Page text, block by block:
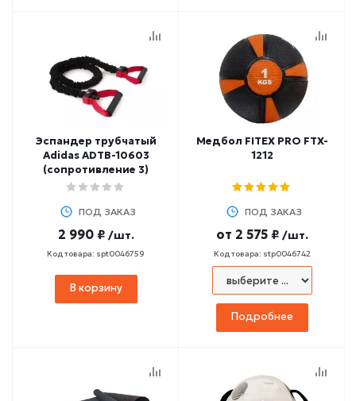
Эспандер трубчатый
Adidas ADTB-10603
(сопротивление 3)
ПОД ЗАКАЗ
2 990 ₽ /шт.
Код товара: spt0046759
В корзину
Медбол FITEX PRO FTX-
1212
ПОД ЗАКАЗ
от 2 575 ₽ /шт.
Код товара: stp0046742
Подробнее